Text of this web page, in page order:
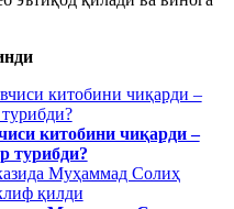
китобини чиқарди –
турибди?